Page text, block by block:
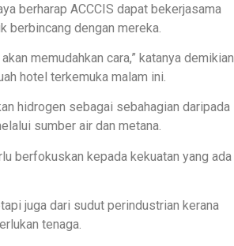
berharap ACCCIS dapat bekerjasama
berbincang dengan mereka.
memudahkan cara,” katanya demikian
hotel terkemuka malam ini.
hidrogen sebagai sebahagian daripada
sumber air dan metana.
berfokuskan kepada kekuatan yang ada
juga dari sudut perindustrian kerana
tenaga.